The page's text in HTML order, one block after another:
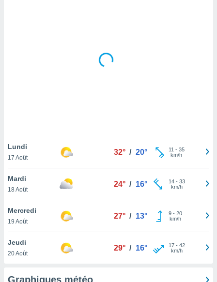
notre
que
et que
Lundi
17 Août
32° / 20° 11 - 35
km/h
Mardi
18 Août
24° / 16° 14- 33
km/h
Mercredi
19 Août
27° / 13° 9- 20
km/h
Jeudi
20 Août
29° / 16° 17- 42
km/h
Graphiques météo